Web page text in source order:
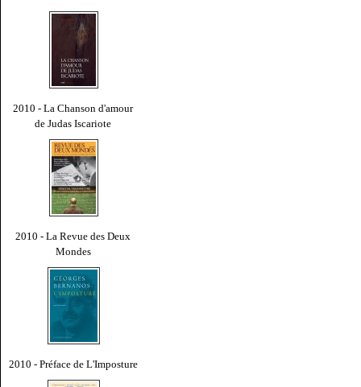
2010 - La Chanson d'amour
de Judas Iscariote
2010 - La Revue des Deux
Mondes
2010 - Préface de L'Imposture